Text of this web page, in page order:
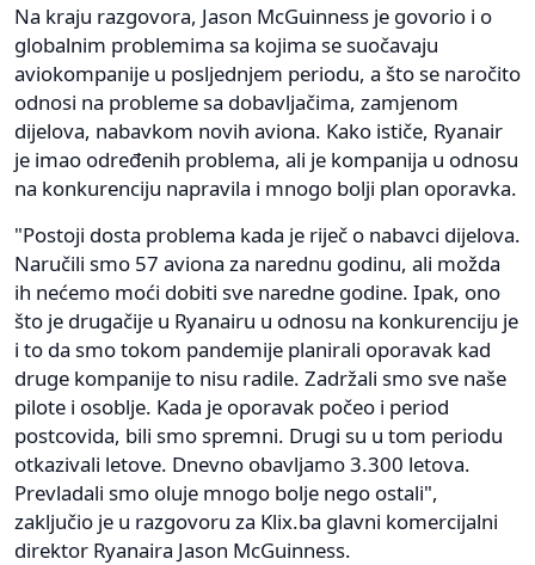
Na kraju razgovora, Jason McGuinness je govorio i o
globalnim problemima sa kojima se suočavaju
aviokompanije u posljednjem periodu, a što se naročito
odnosi na probleme sa dobavljačima, zamjenom
dijelova, nabavkom novih aviona. Kako ističe, Ryanair
je imao određenih problema, ali je kompanija u odnosu
na konkurenciju napravila i mnogo bolji plan oporavka.
"Postoji dosta problema kada je riječ o nabavci dijelova.
Naručili smo 57 aviona za narednu godinu, ali možda
ih nećemo moći dobiti sve naredne godine. Ipak, ono
što je drugačije u Ryanairu u odnosu na konkurenciju je
i to da smo tokom pandemije planirali oporavak kad
druge kompanije to nisu radile. Zadržali smo sve naše
pilote i osoblje. Kada je oporavak počeo i period
postcovida, bili smo spremni. Drugi su u tom periodu
otkazivali letove. Dnevno obavljamo 3.300 letova.
Prevladali smo oluje mnogo bolje nego ostali",
zaključio je u razgovoru za Klix.ba glavni komercijalni
direktor Ryanaira Jason McGuinness.